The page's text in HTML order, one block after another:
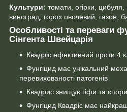
Культури: томати, огірки,
виноград, горох овочевий, газон,
Особливості та переваги
Сінгента Швейцарія
Квадріс ефективний проти 4
Фунгіцид має унікальний
перевихованості патогенів
Квадрис знищує гіфи та спори
Фунгіцид Квадріс має